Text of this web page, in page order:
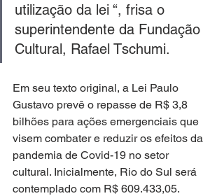
utilização da lei “, frisa o
superintendente da Fundação
Cultural, Rafael Tschumi.
Em seu texto original, a Lei Paulo
Gustavo prevê o repasse de R$ 3,8
bilhões para ações emergenciais que
visem combater e reduzir os efeitos da
pandemia de Covid-19 no setor
cultural. Inicialmente, Rio do Sul será
contemplado com R$ 609.433,05.